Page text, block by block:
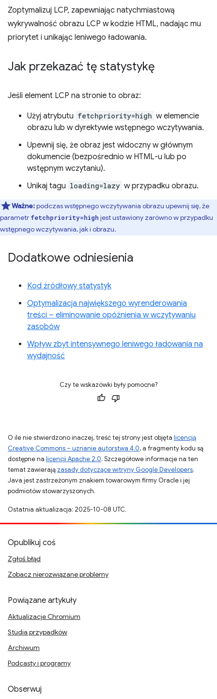
Zoptymalizuj LCP, zapewniając natychmiastową
wykrywalność obrazu LCP w kodzie HTML, nadając mu
priorytet i unikając leniwego ładowania.
Jak przekazać tę statystykę
Jeśli element LCP na stronie to obraz:
Użyj atrybutu fetchpriority=high w elemencie
obrazu lub w dyrektywie wstępnego wczytywania.
Upewnij się, że obraz jest widoczny w głównym
dokumencie (bezpośrednio w HTML-u lub po
wstępnym wczytaniu).
Unikaj tagu loading=lazy w przypadku obrazu.
Ważne:podczas wstępnego wczytywania obrazu upewnij się, że
parametr fetchpriority=high jest ustawiony zarówno w przypadku
wstępnego wczytywania, jak i obrazu.
Dodatkowe odniesienia
Kod źródłowy statystyk
Optymalizacja największego wyrenderowania
treści – eliminowanie opóźnienia w wczytywaniu
zasobów
Wpływ zbyt intensywnego leniwego ładowania na
wydajność
Czy te wskazówki były pomocne?
O ile nie stwierdzono inaczej, treść tej strony jest objęta licencją
Creative Commons – uznanie autorstwa 4.0, a fragmenty kodu są
dostępne na licencji Apache 2.0. Szczegółowe informacje na ten
temat zawierają zasady dotyczące witryny Google Developers.
Java jest zastrzeżonym znakiem towarowym firmy Oracle i jej
podmiotów stowarzyszonych.
Ostatnia aktualizacja: 2025-10-08 UTC.
Opublikuj coś
Zgłoś błąd
Zobacz nierozwiązane problemy
Powiązane artykuły
Aktualizacje Chromium
Studia przypadków
Archiwum
Podcasty i programy
Obserwuj